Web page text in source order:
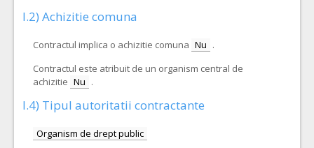
I.2) Achizitie comuna
Contractul implica o achizitie comuna Nu .
Contractul este atribuit de un organism central de
achizitie Nu .
I.4) Tipul autoritatii contractante
Organism de drept public